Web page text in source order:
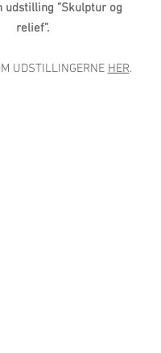
udstilling ”Skulptur og
relief”.
UDSTILLINGERNE HER.